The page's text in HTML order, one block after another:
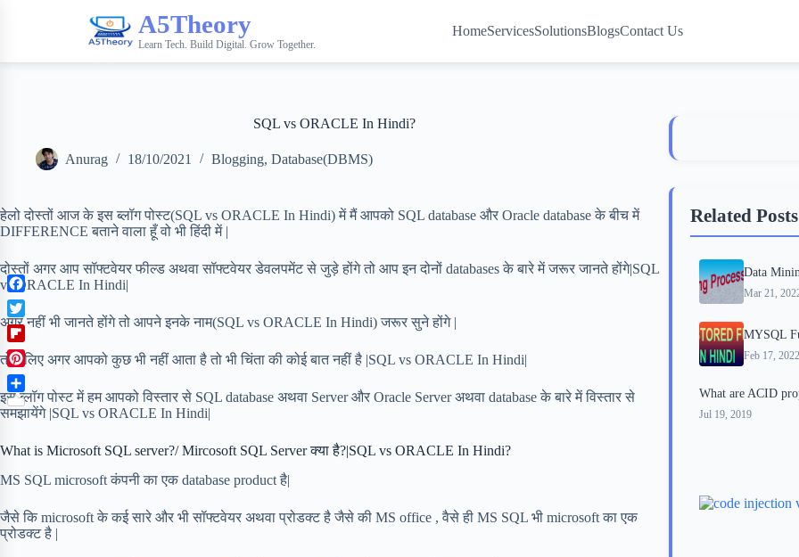
A5Theory
Learn Tech. Build Digital. Grow Together.
HomeServicesSolutionsBlogsContact Us
SQL vs ORACLE In Hindi?
Anurag 18/10/2021 Blogging, Database(DBMS)
हेलो दोस्तों आज के इस ब्लॉग पोस्ट(SQL vs ORACLE In Hindi) में मैं आपको SQL database और Oracle database के बीच में
DIFFERENCE बताने वाला हूँ वो भी हिंदी में |
दोस्तों अगर आप सॉफ्टवेयर फील्ड अथवा सॉफ्टवेयर डेवलपमेंट से जुड़े होंगे तो आप इन दोनों databases के बारे में जरूर जानते होंगे|SQL
vs ORACLE In Hindi|
अगर नहीं भी जानते होंगे तो आपने इनके नाम(SQL vs ORACLE In Hindi) जरूर सुने होंगे |
तो चलिए अगर आपको कुछ भी नहीं आता है तो भी चिंता की कोई बात नहीं है |SQL vs ORACLE In Hindi|
इस ब्लॉग पोस्ट में हम आपको विस्तार से SQL database अथवा Server और Oracle Server अथवा database के बारे में विस्तार से
समझायेंगे |SQL vs ORACLE In Hindi|
What is Microsoft SQL server?/ Mircosoft SQL Server क्या है?|SQL vs ORACLE In Hindi?
MS SQL microsoft कंपनी का एक database product है|
जैसे कि microsoft के कई सारे और भी सॉफ्टवेयर अथवा प्रोडक्ट है जैसे की MS office , वैसे ही MS SQL भी microsoft का एक
प्रोडक्ट है |
Related Posts
Data
Mar 21,
MYSQL
Feb 17, 2022
What are ACID
Jul 19, 2019
F
a
c
e
b
o
o
T
w
i
t
t
e
F
l
p
b
a
r
P
i
n
e
e
t
S
h
r
e